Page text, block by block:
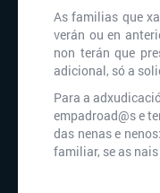
As familias que
verán ou en
non terán que
adicional, só a
Para a
empadroad@s e
das nenas e
familiar, se as